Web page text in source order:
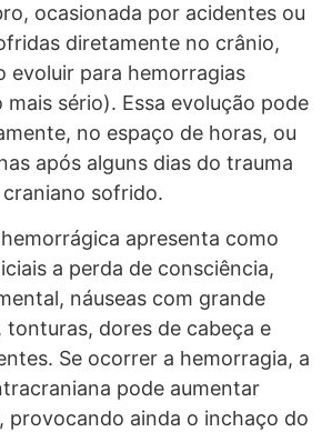
ocasionada por acidentes ou
diretamente no crânio,
evoluir para hemorragias
sério). Essa evolução pode
no espaço de horas, ou
após alguns dias do trauma
craniano sofrido.
apresenta como
a perda de consciência,
náuseas com grande
tonturas, dores de cabeça e
Se ocorrer a hemorragia, a
pode aumentar
provocando ainda o inchaço do